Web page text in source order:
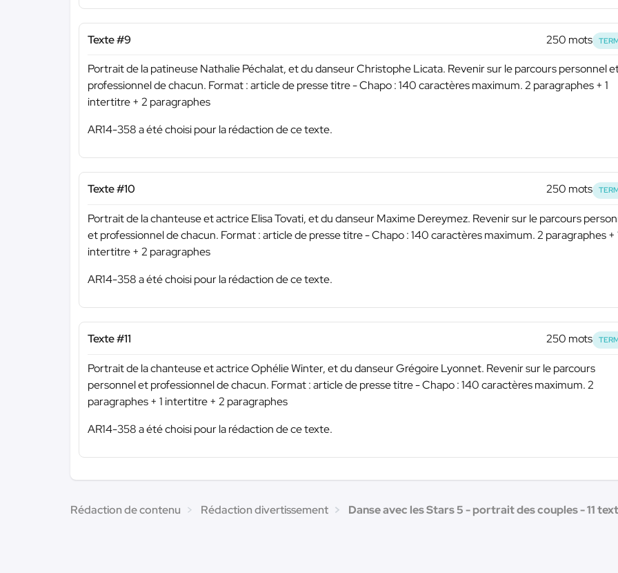
Texte #9 250 mots
Portrait de la patineuse Nathalie Péchalat, et du danseur Christophe Licata. Revenir sur le parcours personnel
professionnel de chacun. Format : article de presse titre - Chapo : 140 caractères maximum. 2 paragraphes + 1
intertitre + 2 paragraphes
AR14-358 a été choisi pour la rédaction de ce texte.
Texte #10 250 mots
Portrait de la chanteuse et actrice Elisa Tovati, et du danseur Maxime Dereymez. Revenir sur le parcours
et professionnel de chacun. Format : article de presse titre - Chapo : 140 caractères maximum. 2 paragraphes +
intertitre + 2 paragraphes
AR14-358 a été choisi pour la rédaction de ce texte.
Texte #11 250 mots
Portrait de la chanteuse et actrice Ophélie Winter, et du danseur Grégoire Lyonnet. Revenir sur le parcours
personnel et professionnel de chacun. Format : article de presse titre - Chapo : 140 caractères maximum. 2
paragraphes + 1 intertitre + 2 paragraphes
AR14-358 a été choisi pour la rédaction de ce texte.
Rédaction de contenu Rédaction divertissement Danse avec les Stars 5 - portrait des couples - 11